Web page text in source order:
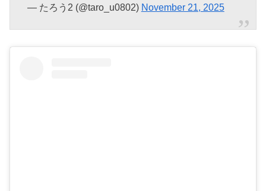
— たろう2 (@taro_u0802) November 21, 2025